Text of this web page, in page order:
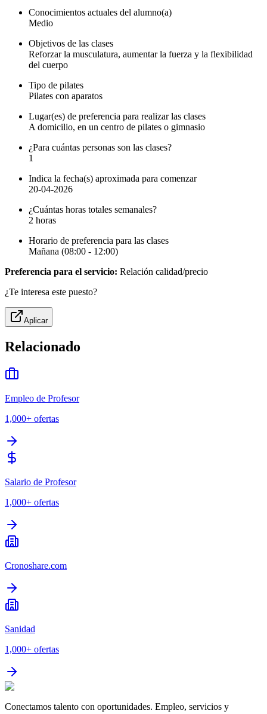
Conocimientos actuales del alumno(a)
Medio
Objetivos de las clases
Reforzar la musculatura, aumentar la fuerza y la flexibilidad
del cuerpo
Tipo de pilates
Pilates con aparatos
Lugar(es) de preferencia para realizar las clases
A domicilio, en un centro de pilates o gimnasio
¿Para cuántas personas son las clases?
1
Indica la fecha(s) aproximada para comenzar
20-04-2026
¿Cuántas horas totales semanales?
2 horas
Horario de preferencia para las clases
Mañana (08:00 - 12:00)
Preferencia para el servicio: Relación calidad/precio
¿Te interesa este puesto?
Aplicar
Relacionado
Empleo de Profesor
1,000+ ofertas
Salario de Profesor
1,000+ ofertas
Cronoshare.com
Sanidad
1,000+ ofertas
Conectamos talento con oportunidades. Empleo, servicios y